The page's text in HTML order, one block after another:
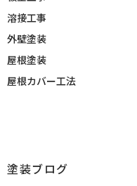
溶接工事
外壁塗装
屋根塗装
屋根カバー工法
塗装ブログ